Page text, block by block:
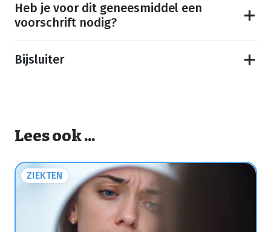
Heb je voor dit geneesmiddel een
voorschrift nodig?
Bijsluiter
Lees ook ...
ZIEKTEN